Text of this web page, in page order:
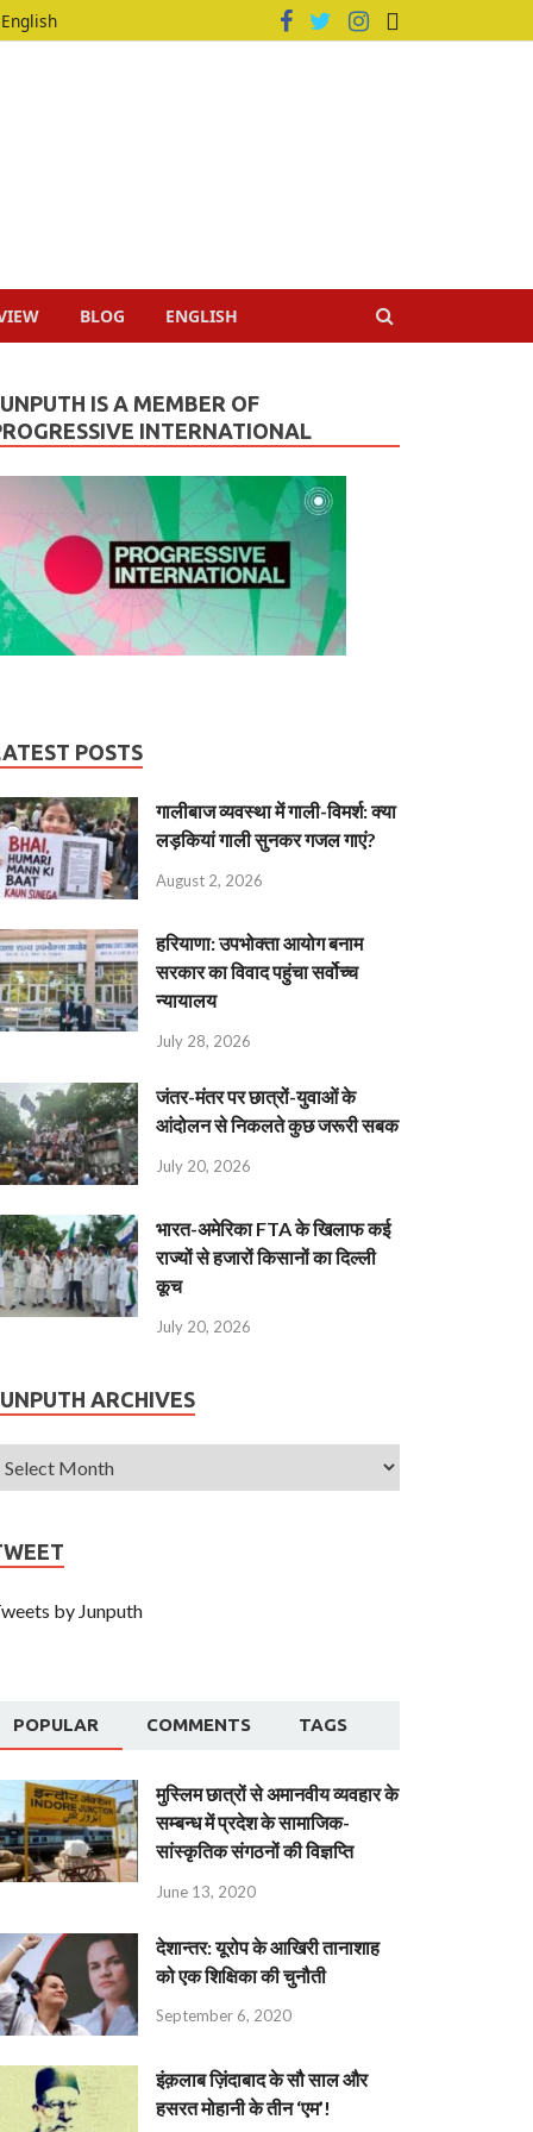
English
BLOG ENGLISH
IS A MEMBER OF
INTERNATIONAL
POSTS
गालीबाज व्‍यवस्‍था में गाली-विमर्श: क्या
लड़कियां गाली सुनकर गजल गाएं?
August 2, 2026
हरियाणा: उपभोक्ता आयोग बनाम
सरकार का विवाद पहुंचा सर्वोच्च
न्यायालय
July 28, 2026
जंतर-मंतर पर छात्रों-युवाओं के
आंदोलन से निकलते कुछ जरूरी सबक
July 20, 2026
भारत-अमेरिका FTA के खिलाफ कई
राज्यों से हजारों किसानों का दिल्ली
कूच
July 20, 2026
ARCHIVES
by Junputh
POPULAR COMMENTS TAGS
मुस्लिम छात्रों से अमानवीय व्यवहार के
सम्बन्ध में प्रदेश के सामाजिक-
सांस्कृतिक संगठनों की विज्ञप्ति
June 13, 2020
देशान्‍तर: यूरोप के आखिरी तानाशाह
को एक शिक्षिका की चुनौती
September 6, 2020
इंक़लाब ज़िंदाबाद के सौ साल और
हसरत मोहानी के तीन ‘एम’!